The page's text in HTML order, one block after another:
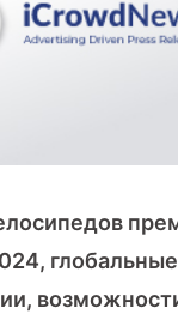
глобальные